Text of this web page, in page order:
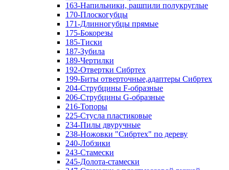
163-Напильники, рашпили полукруглые
170-Плоскогубцы
171-Длинногубцы прямые
175-Бокорезы
185-Тиски
187-Зубила
189-Чертилки
192-Отвертки Сибртех
199-Биты отверточные,адаптеры Сибртех
204-Струбцины F-образные
206-Струбцины G-образные
216-Топоры
225-Стусла пластиковые
234-Пилы двуручные
238-Ножовки "Сибртех" по дереву
240-Лобзики
243-Стамески
245-Долота-стамески